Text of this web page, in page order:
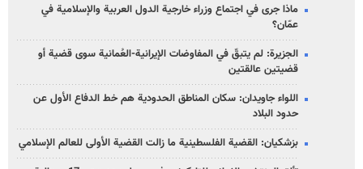
ماذا جرى في اجتماع وزراء خارجية الدول العربية والإسلامية في
عمّان؟
الجزيرة: لم يتبقّ في المفاوضات الإيرانية-العُمانية سوى قضية أو
قضيتين عالقتين
اللواء جاويدان: سكان المناطق الحدودية هم خط الدفاع الأول عن
حدود البلاد
بزشكيان: القضية الفلسطينية ما زالت القضية الأولى للعالم الإسلامي